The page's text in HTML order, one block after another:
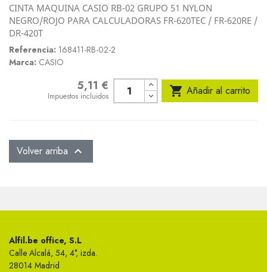
CINTA MAQUINA CASIO RB-02 GRUPO 51 NYLON
NEGRO/ROJO PARA CALCULADORAS FR-620TEC / FR-620RE /
DR-420T
Referencia: 168411-RB-02-2
Marca: CASIO
5,11 €
Impuestos incluidos  Añadir al carrito
Volver arriba 
Alfil.be office, S.L
Calle Alcalá, 54, 4°, izda.
28014 Madrid